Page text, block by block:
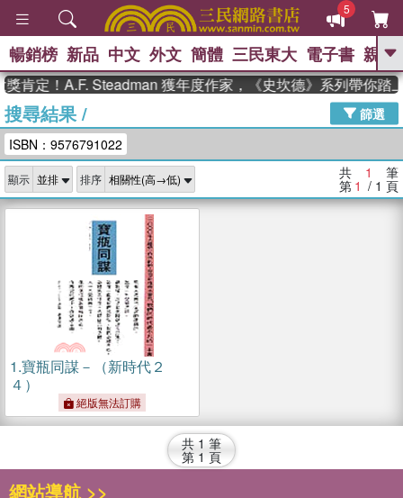
5
GO
高希均教授回憶錄
、 The Odyssey 、 父親節 、 如果歷
獎 臺灣漫遊錄 、 方念華 、 台灣的李
登輝時代
數學女孩：黎曼猜想 、
偉大的迷走神經
暢銷榜 新品 中文 外文 簡體 三民東大 電子書 親子
肯定！A.F. Steadman 獲年度作家，《史坎德》系列帶你踏
搜尋結果/
篩選
ISBN：9576791022
顯示 排序 共 1 筆
第 1 / 1 頁
1.寶瓶同謀－（新時代２
４）
絕版無法訂購
共 1 筆
第 1 頁
網站導航 >>